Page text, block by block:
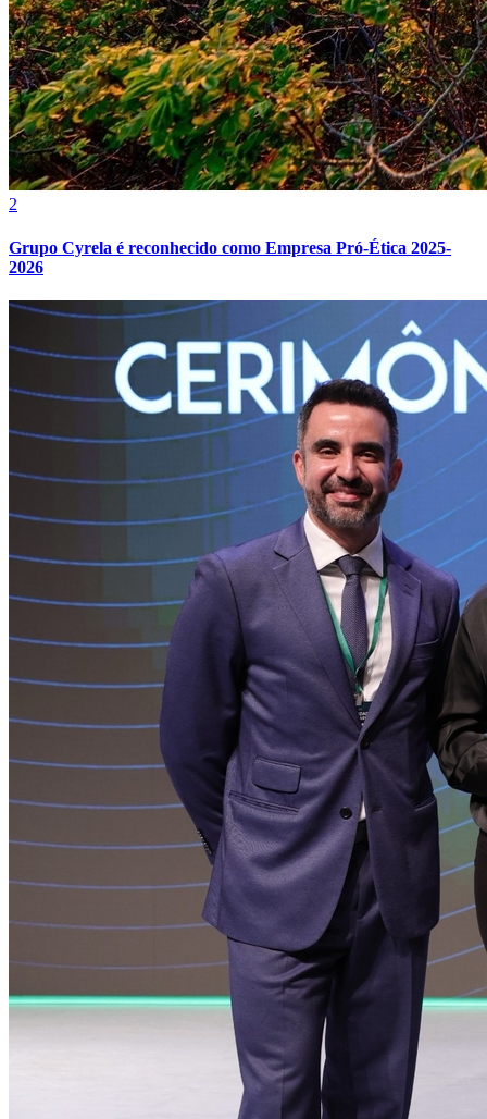
Atlético-MG
2
Grupo Cyrela é reconhecido como Empresa Pró-Ética 2025-
2026